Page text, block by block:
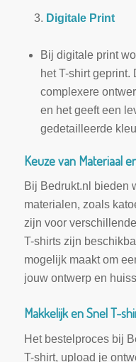
Digitale Print
Bij digitale print
het T-shirt
complexere
en het geeft een
gedetailleerde
Keuze van Materiaal
Bij Bedrukt.nl bieden
materialen, zoals
zijn voor
T-shirts zijn
mogelijk maakt om
jouw ontwerp en
Makkelijk en Snel T-
Het bestelproces bij
T-shirt, upload je